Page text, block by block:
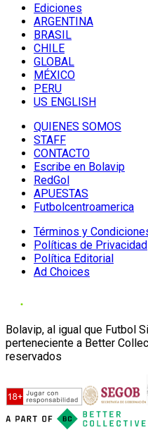
Ediciones
ARGENTINA
BRASIL
CHILE
GLOBAL
MÉXICO
PERU
US ENGLISH
QUIENES SOMOS
STAFF
CONTACTO
Escribe en Bolavip
RedGol
APUESTAS
Futbolcentroamerica
Términos y
Políticas de Privacidad
Política Editorial
Ad Choices
Bolavip, al igual que Futbol
perteneciente a Better
reservados